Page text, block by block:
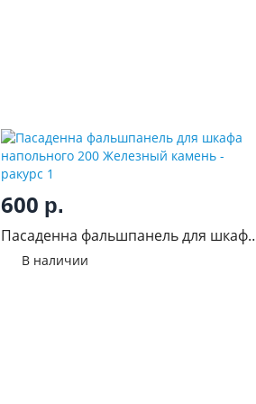
600 р.
Пасаденна фальшпанель для шкафа
напольного 200 Железный камень
В наличии